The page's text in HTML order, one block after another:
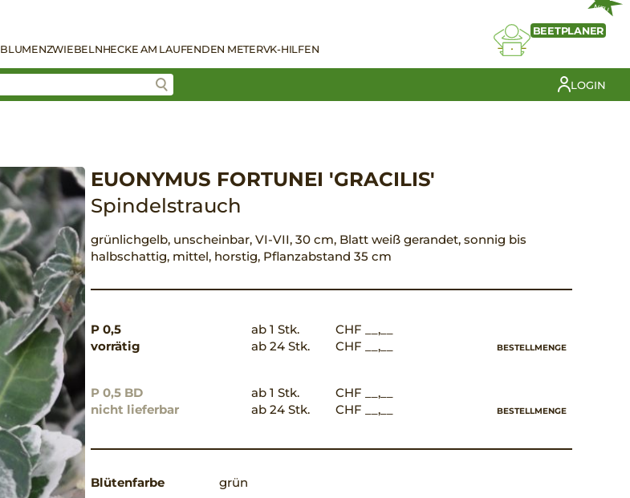
BLUMENZWIEBELNHECKE AM LAUFENDEN METERVK-HILFEN
NEU
BEETPLANER
LOGIN
EUONYMUS FORTUNEI 'GRACILIS'
Spindelstrauch
grünlichgelb, unscheinbar, VI-VII, 30 cm, Blatt weiß gerandet, sonnig bis
halbschattig, mittel, horstig, Pflanzabstand 35 cm
P 0,5
vorrätig
ab 1 Stk.
CHF __,__
ab 24 Stk.
CHF __,__ BESTELLMENGE
P 0,5 BD
nicht lieferbar
ab 1 Stk.
CHF __,__
ab 24 Stk.
CHF __,__ BESTELLMENGE
Blütenfarbe
grün